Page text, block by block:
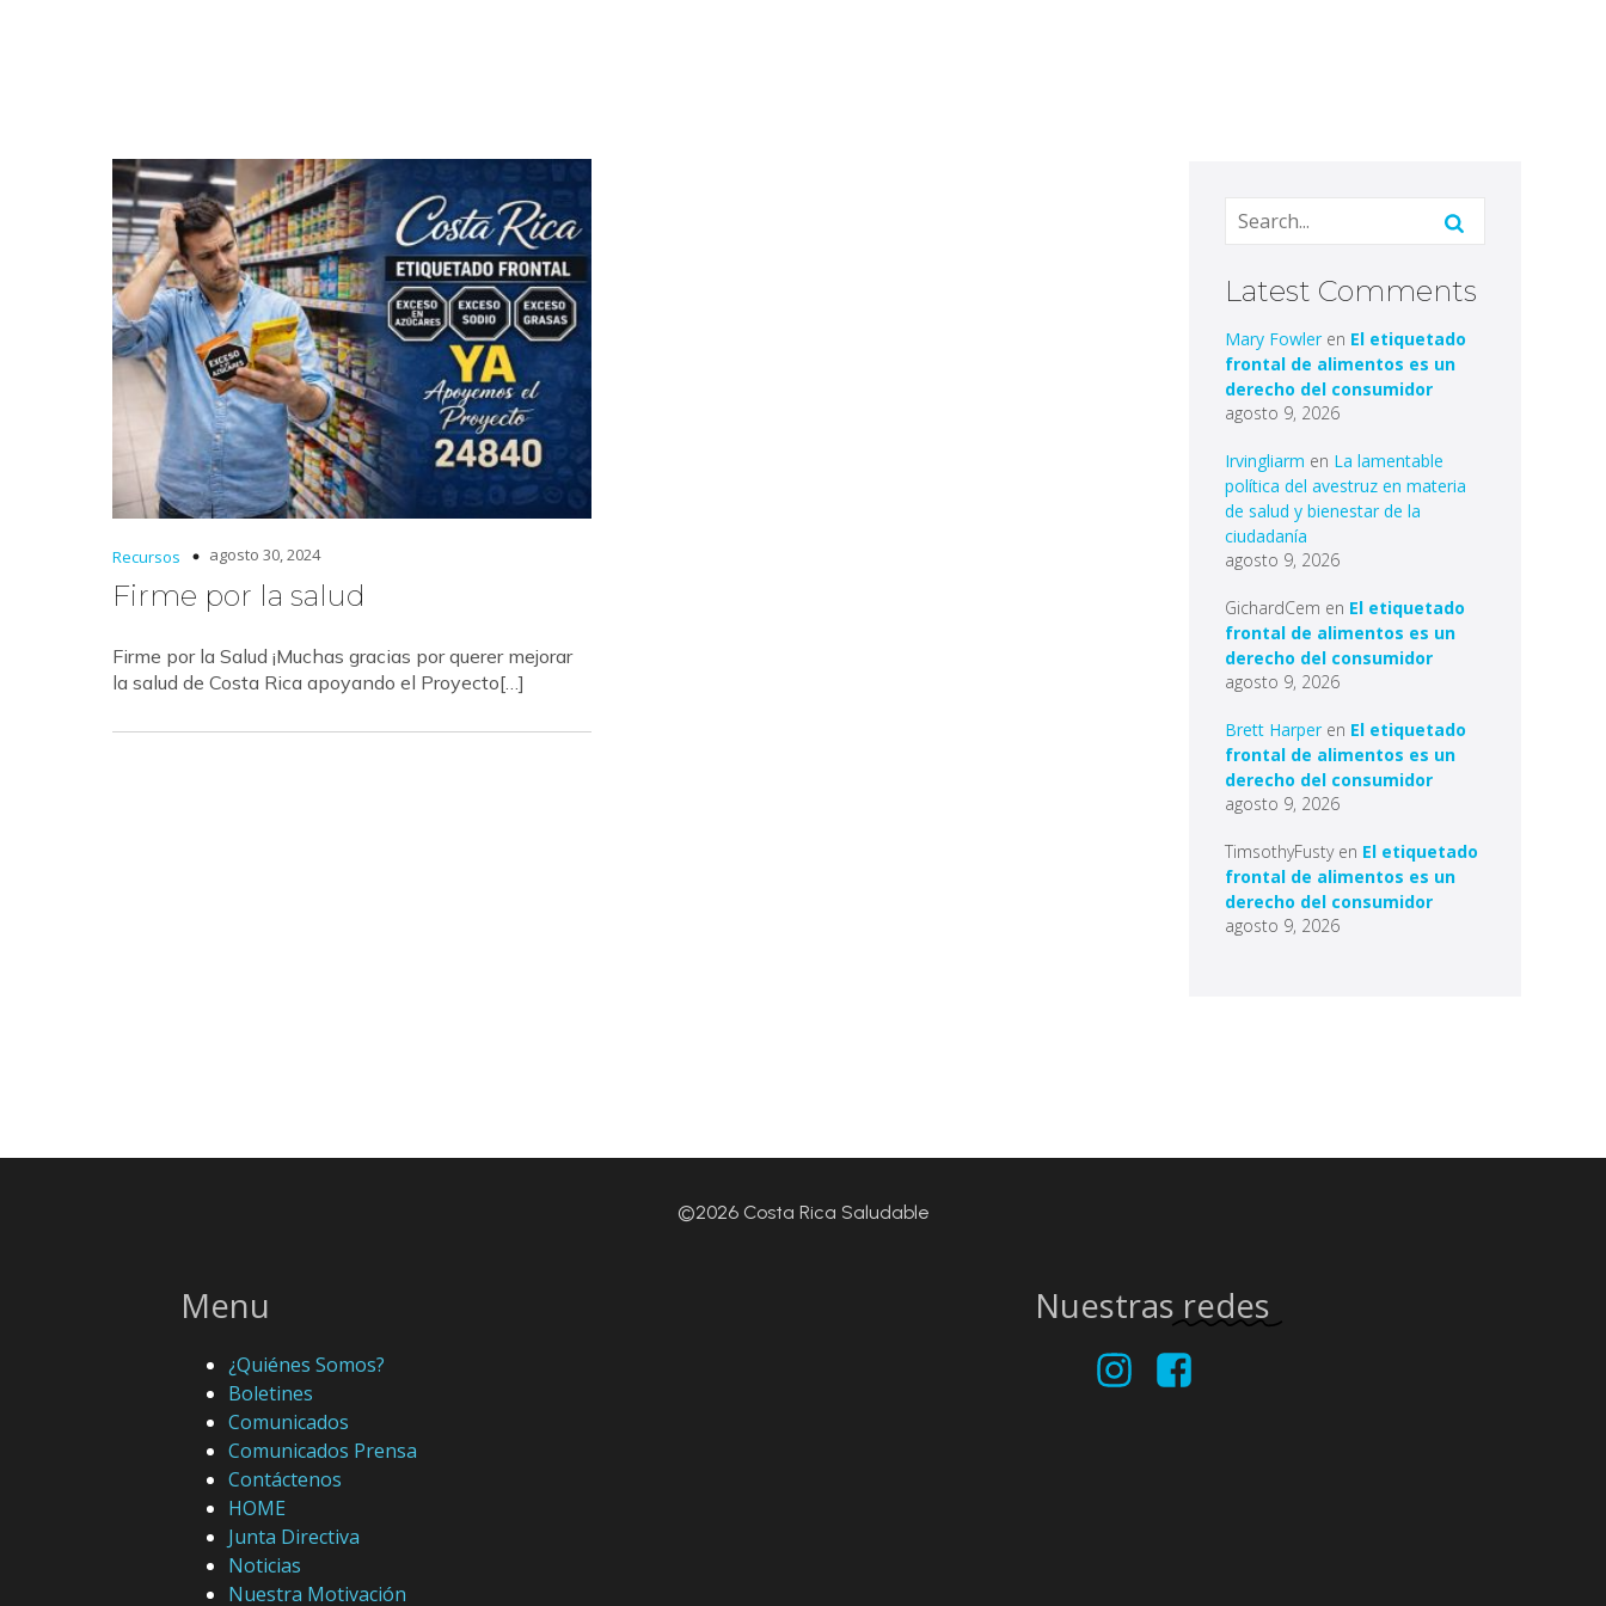
Recursos agosto 30, 2024
Firme por la salud
Firme por la Salud ¡Muchas gracias por querer mejorar
la salud de Costa Rica apoyando el Proyecto[…]
Latest Comments
Mary Fowler en El etiquetado
frontal de alimentos es un
derecho del consumidor
agosto 9, 2026
Irvingliarm en La lamentable
política del avestruz en materia
de salud y bienestar de la
ciudadanía
agosto 9, 2026
GichardCem en El etiquetado
frontal de alimentos es un
derecho del consumidor
agosto 9, 2026
Brett Harper en El etiquetado
frontal de alimentos es un
derecho del consumidor
agosto 9, 2026
TimsothyFustyen El etiquetado
frontal de alimentos es un
derecho del consumidor
agosto 9, 2026
©2026 Costa Rica Saludable
Menu
¿Quiénes Somos?
Boletines
Comunicados
Comunicados Prensa
Contáctenos
HOME
Junta Directiva
Noticias
Nuestra Motivación
Nuestras redes